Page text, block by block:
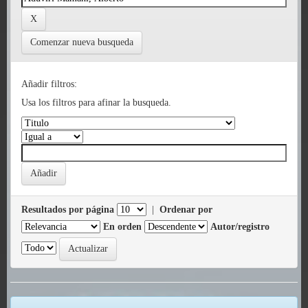
Comenzar nueva busqueda
Añadir filtros:
Usa los filtros para afinar la busqueda.
Resultados por página
Ordenar por
En orden
Autor/registro